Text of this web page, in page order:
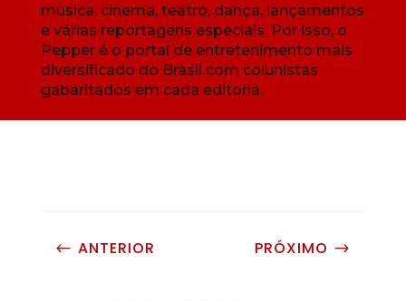
música, cinema, teatro, dança, lançamentos
e várias reportagens especiais. Por isso, o
Pepper é o portal de entretenimento mais
diversificado do Brasil com colunistas
gabaritados em cada editoria.
# ANTERIOR PRÓXIMO $